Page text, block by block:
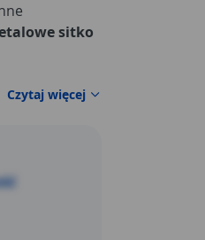
sitko
Czytaj więcej